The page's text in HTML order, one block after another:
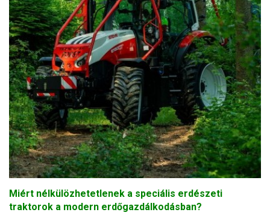
Miért nélkülözhetetlenek a speciális erdészeti
traktorok a modern erdőgazdálkodásban?